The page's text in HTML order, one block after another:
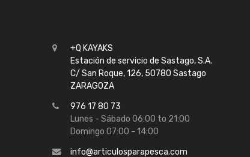
+Q KAYAKS
Estación de servicio de Sastago, S.A.
C/ San Roque, 126, 50780 Sastago
ZARAGOZA
976 17 80 73
Lunes - Sábado 06:00 to 21:00
Domingo 07:00 - 14:00
info@articulosparapesca.com